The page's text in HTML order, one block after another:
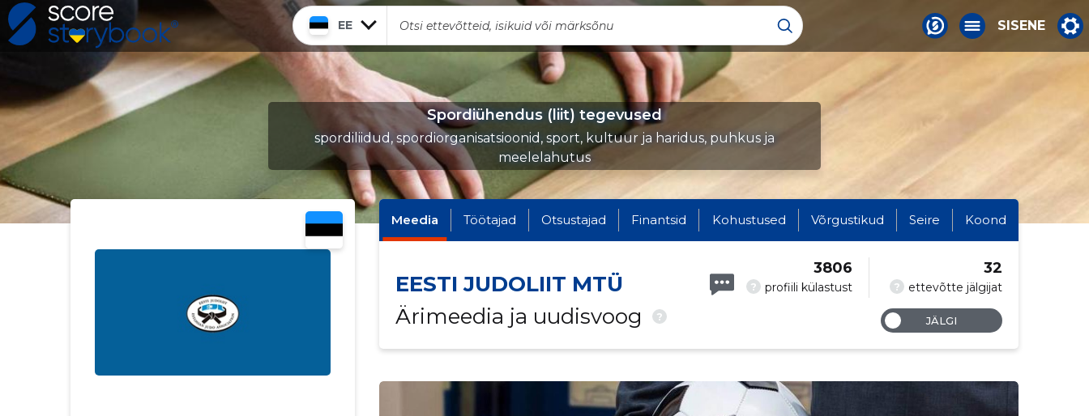
EE SISENE
Spordiühendus (liit) tegevused
spordiliidud, spordiorganisatsioonid, sport, kultuur ja haridus, puhkus ja
meelelahutus
Meedia Töötajad Otsustajad Finantsid Kohustused Võrgustikud Seire Koond
EESTI JUDOLIIT MTÜ
Ärimeedia ja uudisvoog
?
? profiili külastust
3806
? ettevõtte jälgijat
32
JÄLGI